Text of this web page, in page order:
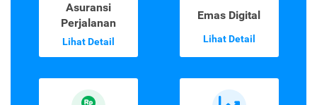
Asuransi
Perjalanan
Lihat Detail
Emas Digital
Lihat Detail